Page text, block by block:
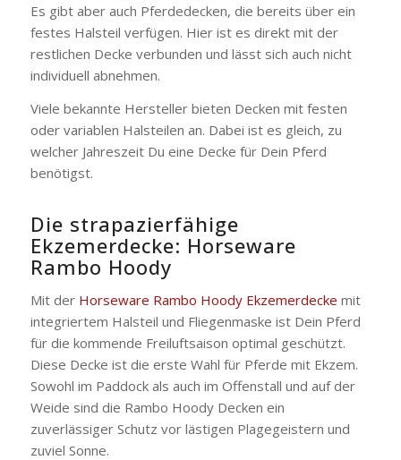
Es gibt aber auch Pferdedecken, die bereits über ein
festes Halsteil verfügen. Hier ist es direkt mit der
restlichen Decke verbunden und lässt sich auch nicht
individuell abnehmen.
Viele bekannte Hersteller bieten Decken mit festen
oder variablen Halsteilen an. Dabei ist es gleich, zu
welcher Jahreszeit Du eine Decke für Dein Pferd
benötigst.
Die strapazierfähige
Ekzemerdecke: Horseware
Rambo Hoody
Mit der Horseware Rambo Hoody Ekzemerdecke mit
integriertem Halsteil und Fliegenmaske ist Dein Pferd
für die kommende Freiluftsaison optimal geschützt.
Diese Decke ist die erste Wahl für Pferde mit Ekzem.
Sowohl im Paddock als auch im Offenstall und auf der
Weide sind die Rambo Hoody Decken ein
zuverlässiger Schutz vor lästigen Plagegeistern und
zuviel Sonne.